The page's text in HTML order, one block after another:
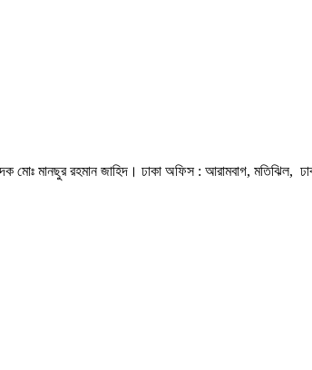
মানছুর রহমান জাহিদ। ঢাকা অফিস : আরামবাগ, মতিঝিল,